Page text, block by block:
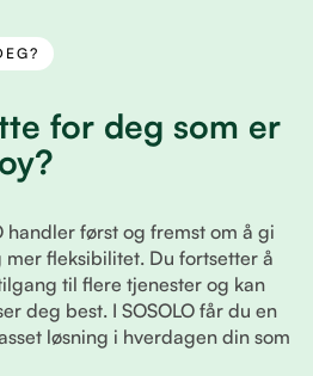
for deg som er
handler først og fremst om å gi
fleksibilitet. Du fortsetter å
til flere tjenester og kan
deg best. I SOSOLO får du en
løsning i hverdagen din som